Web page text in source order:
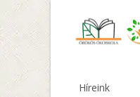
Híreink